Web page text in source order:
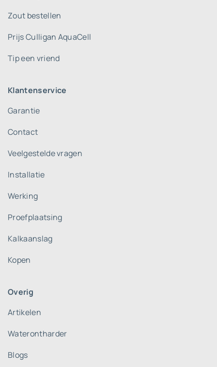
Zout bestellen
Prijs Culligan AquaCell
Tip een vriend
Klantenservice
Garantie
Contact
Veelgestelde vragen
Installatie
Werking
Proefplaatsing
Kalkaanslag
Kopen
Overig
Artikelen
Waterontharder
Blogs